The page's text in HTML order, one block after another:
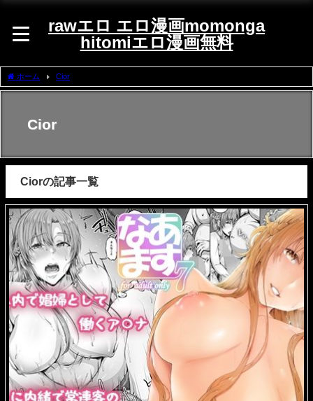
rawエロ エロ漫画momonga
hitomiエロ漫画無料
ホーム Cior
Cior
Ciorの記事一覧